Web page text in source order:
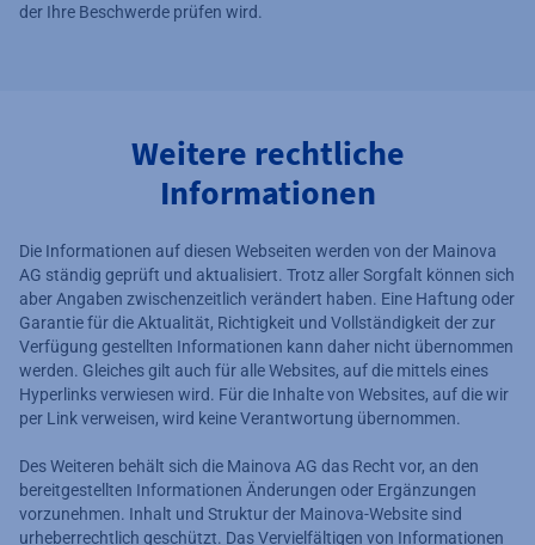
der Ihre Beschwerde prüfen wird.
Weitere rechtliche
Informationen
Die Informationen auf diesen Webseiten werden von der Mainova
AG ständig geprüft und aktualisiert. Trotz aller Sorgfalt können sich
aber Angaben zwischenzeitlich verändert haben. Eine Haftung oder
Garantie für die Aktualität, Richtigkeit und Vollständigkeit der zur
Verfügung gestellten Informationen kann daher nicht übernommen
werden. Gleiches gilt auch für alle Websites, auf die mittels eines
Hyperlinks verwiesen wird. Für die Inhalte von Websites, auf die wir
per Link verweisen, wird keine Verantwortung übernommen.
Des Weiteren behält sich die Mainova AG das Recht vor, an den
bereitgestellten Informationen Änderungen oder Ergänzungen
vorzunehmen. Inhalt und Struktur der Mainova-Website sind
urheberrechtlich geschützt. Das Vervielfältigen von Informationen